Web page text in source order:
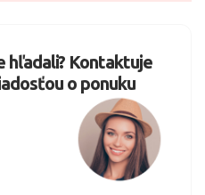
hľadali? Kontaktuje
o ponuku